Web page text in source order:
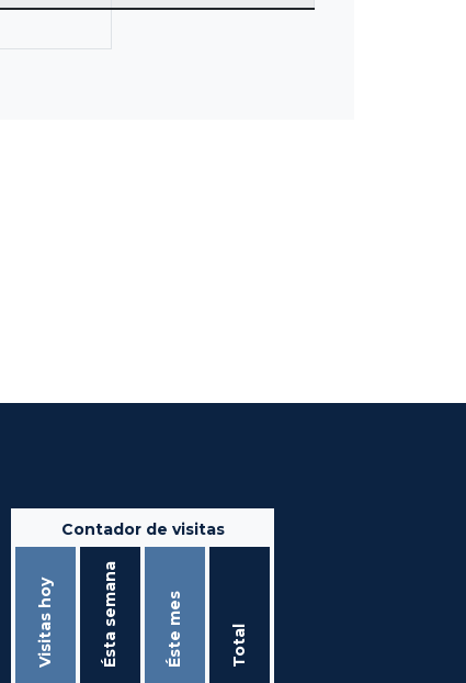
Contador de visitas
Visitas hoy Ésta semana Éste mes Total